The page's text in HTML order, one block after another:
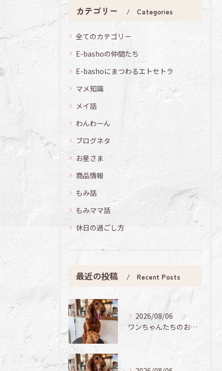
カテゴリー Categories
全てのカテゴリー
E-bashoの仲間たち
E-bashoにまつわるエトセトラ
マメ知識
メイ話
わんわーん
ブログネタ
お星さま
商品情報
もみ話
もみママ話
休日の過ごし方
最近の投稿 Recent Posts
2026/08/06
ワンちゃんたちのお手入れ日記🐶✨